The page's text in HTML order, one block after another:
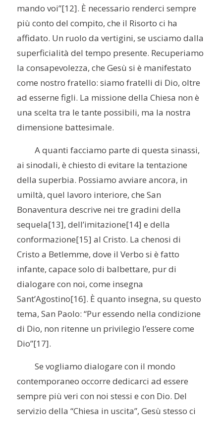
mando voi”[12]. È necessario renderci sempre
più conto del compito, che il Risorto ci ha
affidato. Un ruolo da vertigini, se usciamo dalla
superficialità del tempo presente. Recuperiamo
la consapevolezza, che Gesù si è manifestato
come nostro fratello: siamo fratelli di Dio, oltre
ad esserne figli. La missione della Chiesa non è
una scelta tra le tante possibili, ma la nostra
dimensione battesimale.
A quanti facciamo parte di questa sinassi,
ai sinodali, è chiesto di evitare la tentazione
della superbia. Possiamo avviare ancora, in
umiltà, quel lavoro interiore, che San
Bonaventura descrive nei tre gradini della
sequela[13], dell’imitazione[14] e della
conformazione[15] al Cristo. La chenosi di
Cristo a Betlemme, dove il Verbo si è fatto
infante, capace solo di balbettare, pur di
dialogare con noi, come insegna
Sant’Agostino[16]. È quanto insegna, su questo
tema, San Paolo: “Pur essendo nella condizione
di Dio, non ritenne un privilegio l’essere come
Dio”[17].
Se vogliamo dialogare con il mondo
contemporaneo occorre dedicarci ad essere
sempre più veri con noi stessi e con Dio. Del
servizio della “Chiesa in uscita”, Gesù stesso ci